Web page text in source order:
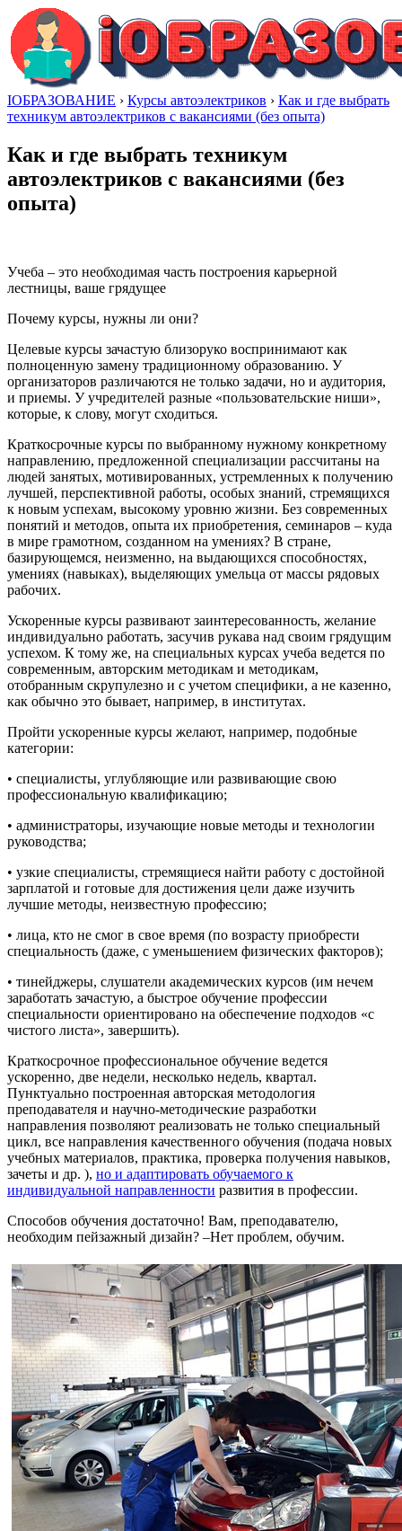
IОБРАЗОВАНИЕ › Курсы автоэлектриков › Как и где выбрать
техникум автоэлектриков с вакансиями (без опыта)
Как и где выбрать техникум
автоэлектриков с вакансиями (без
опыта)
Учеба – это необходимая часть построения карьерной
лестницы, ваше грядущее
Почему курсы, нужны ли они?
Целевые курсы зачастую близоруко воспринимают как
полноценную замену традиционному образованию. У
организаторов различаются не только задачи, но и аудитория,
и приемы. У учредителей разные «пользовательские ниши»,
которые, к слову, могут сходиться.
Краткосрочные курсы по выбранному нужному конкретному
направлению, предложенной специализации рассчитаны на
людей занятых, мотивированных, устремленных к получению
лучшей, перспективной работы, особых знаний, стремящихся
к новым успехам, высокому уровню жизни. Без современных
понятий и методов, опыта их приобретения, семинаров – куда
в мире грамотном, созданном на умениях? В стране,
базирующемся, неизменно, на выдающихся способностях,
умениях (навыках), выделяющих умельца от массы рядовых
рабочих.
Ускоренные курсы развивают заинтересованность, желание
индивидуально работать, засучив рукава над своим грядущим
успехом. К тому же, на специальных курсах учеба ведется по
современным, авторским методикам и методикам,
отобранным скрупулезно и с учетом специфики, а не казенно,
как обычно это бывает, например, в институтах.
Пройти ускоренные курсы желают, например, подобные
категории:
• специалисты, углубляющие или развивающие свою
профессиональную квалификацию;
• администраторы, изучающие новые методы и технологии
руководства;
• узкие специалисты, стремящиеся найти работу с достойной
зарплатой и готовые для достижения цели даже изучить
лучшие методы, неизвестную профессию;
• лица, кто не смог в свое время (по возрасту приобрести
специальность (даже, с уменьшением физических факторов);
• тинейджеры, слушатели академических курсов (им нечем
заработать зачастую, а быстрое обучение профессии
специальности ориентировано на обеспечение подходов «с
чистого листа», завершить).
Краткосрочное профессиональное обучение ведется
ускоренно, две недели, несколько недель, квартал.
Пунктуально построенная авторская методология
преподавателя и научно-методические разработки
направления позволяют реализовать не только специальный
цикл, все направления качественного обучения (подача новых
учебных материалов, практика, проверка получения навыков,
зачеты и др. ), но и адаптировать обучаемого к
индивидуальной направленности развития в профессии.
Способов обучения достаточно! Вам, преподавателю,
необходим пейзажный дизайн? –Нет проблем, обучим.